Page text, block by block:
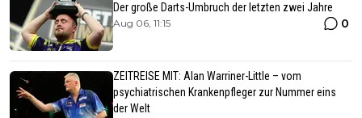
Der große Darts-Umbruch der letzten zwei Jahre
Aug 06, 11:15 0
ZEITREISE MIT: Alan Warriner-Little – vom
psychiatrischen Krankenpfleger zur Nummer eins
der Welt